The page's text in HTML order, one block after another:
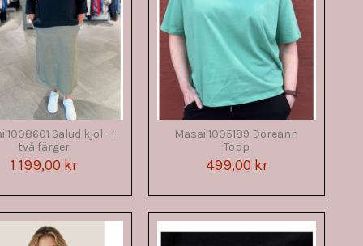
1008601 Salud kjol - i
två färger
1 199,00 kr
Masai 1005189 Doreann
Topp
499,00 kr